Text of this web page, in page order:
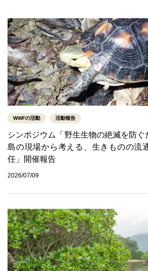
WWFの活動 活動報告
シンポジウム「野生生物の絶滅を防
島の現場から考える、生きものの流
任」開催報告
2026/07/09